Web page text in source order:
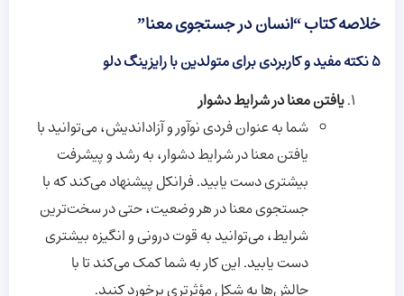
خلاصه کتاب “انسان در جستجوی معنا”
۵ نکته مفید و کاربردی برای متولدین با رایزینگ دلو
یافتن معنا در شرایط دشوار
شما به عنوان فردی نوآور و آزاداندیش، می‌توانید با
یافتن معنا در شرایط دشوار، به رشد و پیشرفت
بیشتری دست یابید. فرانکل پیشنهاد می‌کند که با
جستجوی معنا در هر وضعیت، حتی در سخت‌ترین
شرایط، می‌توانید به قوت درونی و انگیزه بیشتری
دست یابید. این کار به شما کمک می‌کند تا با
چالش‌ها به شکل مؤثرتری برخورد کنید.